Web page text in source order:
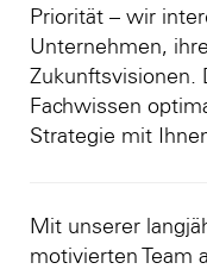
Priorität – wir
Unternehmen,
Zukunftsvisionen.
Fachwissen
Strategie mit
Mit unserer
motivierten Team